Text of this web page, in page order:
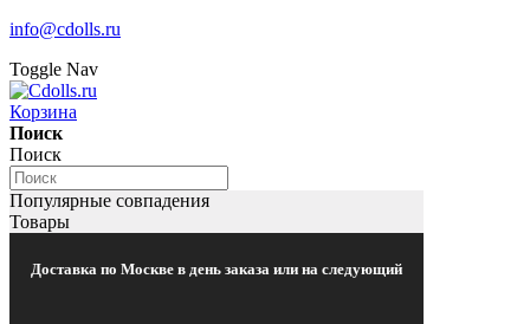
info@cdolls.ru
Toggle Nav
Корзина
Поиск
Поиск
Популярные совпадения
Товары
Доставка по Москве в день заказа или на следующий